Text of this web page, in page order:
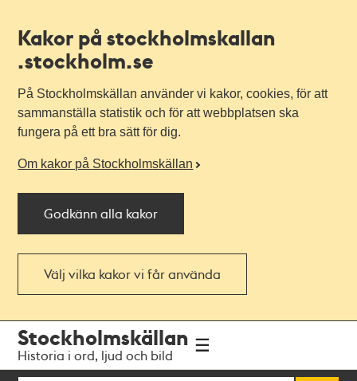
Kakor på stockholmskallan
.stockholm.se
På Stockholmskällan använder vi kakor, cookies, för att
sammanställa statistik och för att webbplatsen ska
fungera på ett bra sätt för dig.
Om kakor på Stockholmskällan
Godkänn alla kakor
Välj vilka kakor vi får använda
navigationen
huvudinnehållet
Stockholmskällan
Historia i ord, ljud och bild